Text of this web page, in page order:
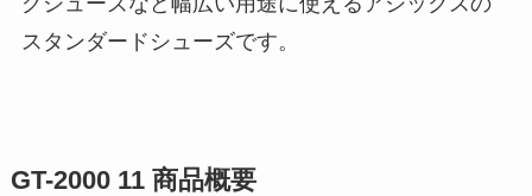
スタンダードシューズです。
GT-2000 11 商品概要